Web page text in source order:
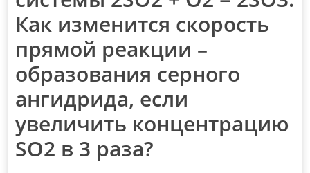
Как изменится скорость
прямой реакции –
образования серного
ангидрида, если
увеличить концентрацию
SO2 в 3 раза?